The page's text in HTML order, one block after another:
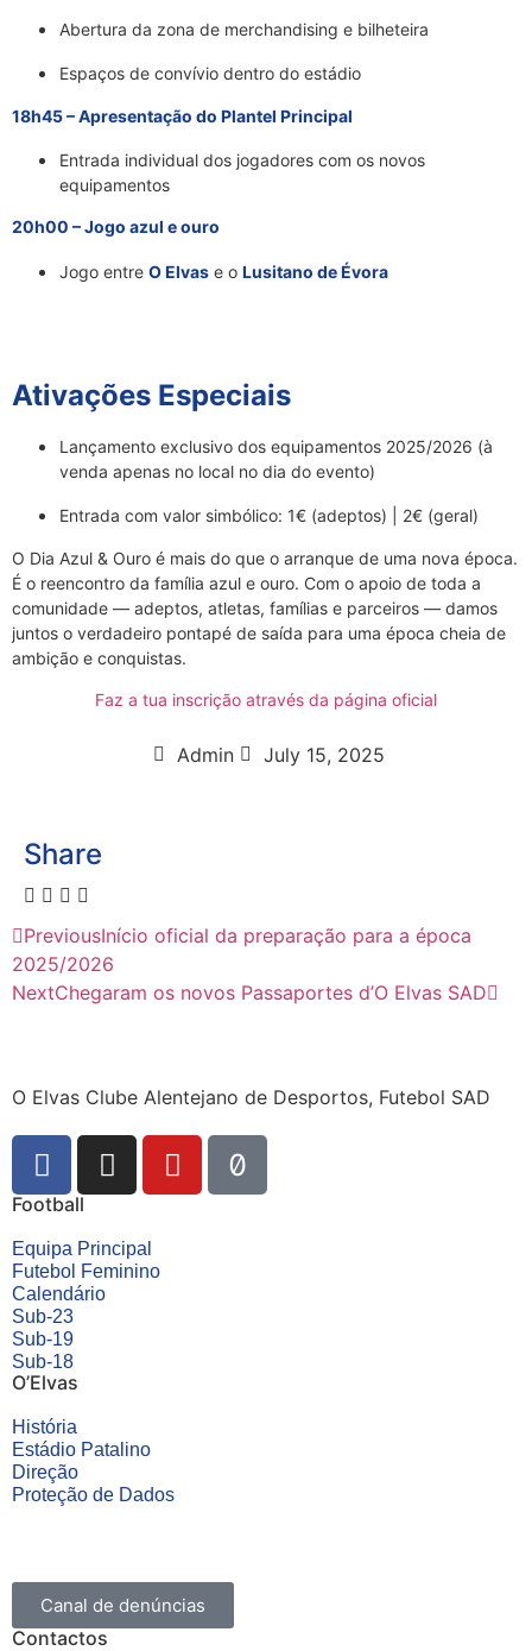
Abertura da zona de merchandising e bilheteira
Espaços de convívio dentro do estádio
18h45 – Apresentação do Plantel Principal
Entrada individual dos jogadores com os novos
equipamentos
20h00 – Jogo azul e ouro
Jogo entre O Elvas e o Lusitano de Évora
Ativações Especiais
Lançamento exclusivo dos equipamentos 2025/2026 (à
venda apenas no local no dia do evento)
Entrada com valor simbólico: 1€ (adeptos) | 2€ (geral)
O Dia Azul & Ouro é mais do que o arranque de uma nova época.
É o reencontro da família azul e ouro. Com o apoio de toda a
comunidade — adeptos, atletas, famílias e parceiros — damos
juntos o verdadeiro pontapé de saída para uma época cheia de
ambição e conquistas.
Faz a tua inscrição através da página oficial
Admin July 15, 2025
Share
PreviousInício oficial da preparação para a época
2025/2026
NextChegaram os novos Passaportes d’O Elvas SAD
O Elvas Clube Alentejano de Desportos, Futebol SAD
Football
Equipa Principal
Futebol Feminino
Calendário
Sub-23
Sub-19
Sub-18
O’Elvas
História
Estádio Patalino
Direção
Proteção de Dados
Canal de denúncias
Contactos